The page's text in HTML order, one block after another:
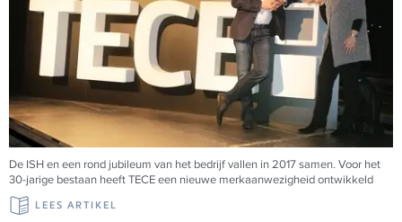
De ISH en een rond jubileum van het bedrijf vallen in 2017 samen. Voor het
30-jarige bestaan heeft TECE een nieuwe merkaanwezigheid ontwikkeld
LEES ARTIKEL